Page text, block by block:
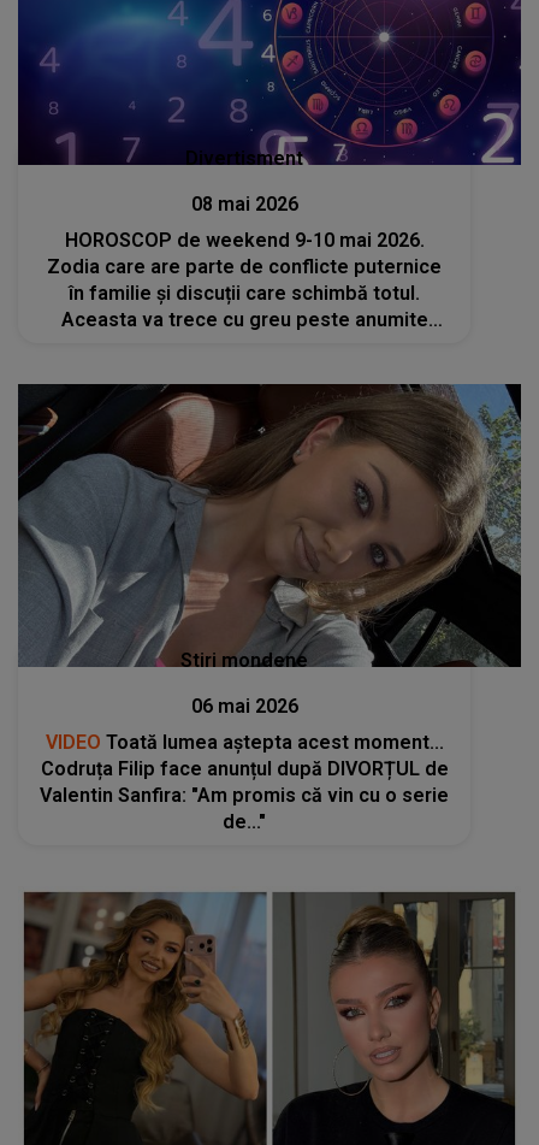
Divertisment
08 mai 2026
HOROSCOP de weekend 9-10 mai 2026.
Zodia care are parte de conflicte puternice
în familie și discuții care schimbă totul.
Aceasta va trece cu greu peste anumite
Stiri mondene
06 mai 2026
VIDEO Toată lumea aștepta acest moment...
Codruța Filip face anunțul după DIVORȚUL de
Valentin Sanfira: "Am promis că vin cu o serie
de..."